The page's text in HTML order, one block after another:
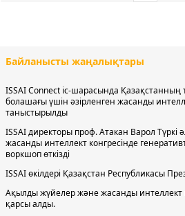
Байланысты жаңалықтары
ISSAI Connect іс-шарасында Қазақстанның
болашағы үшін әзірленген жасанды
таныстырылды
ISSAI директоры проф. Атакан Варол Түркі
жасанды интеллект конгресінде
воркшоп өткізді
ISSAI өкілдері Қазақстан Республикасы
Ақылды жүйелер және жасанды интеллект
қарсы алды.